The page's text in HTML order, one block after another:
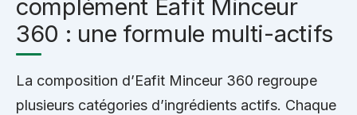
complément Eafit Minceur
360 : une formule multi-actifs
La composition d’Eafit Minceur 360 regroupe
plusieurs catégories d’ingrédients actifs. Chaque